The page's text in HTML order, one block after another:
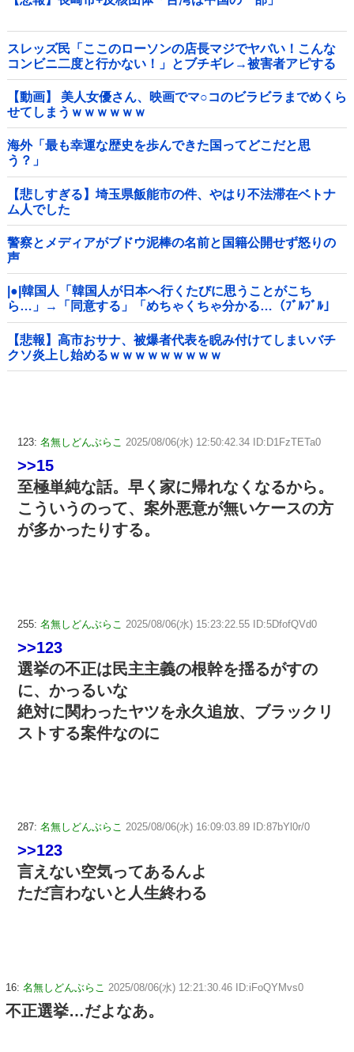
スレッズ民「ここのローソンの店長マジでヤバい！こんな
コンビニ二度と行かない！」とブチギレ→被害者アピする
も「ヤバイのはお前だよ」とツッコミ殺到ｗｗｗｗｗｗｗ
他
【動画】 美人女優さん、映画でマ○コのビラビラまでめくら
せてしまうｗｗｗｗｗｗ
海外「最も幸運な歴史を歩んできた国ってどこだと思
う？」
【悲しすぎる】埼玉県飯能市の件、やはり不法滞在ベトナ
ム人でした
警察とメディアがブドウ泥棒の名前と国籍公開せず怒りの
声
|●|韓国人「韓国人が日本へ行くたびに思うことがこち
ら…」→「同意する」「めちゃくちゃ分かる…（ﾌﾞﾙﾌﾞﾙ」
＝韓国の反応
【悲報】高市おサナ、被爆者代表を睨み付けてしまいバチ
クソ炎上し始めるｗｗｗｗｗｗｗｗｗ
123: 名無しどんぶらこ 2025/08/06(水) 12:50:42.34 ID:D1FzTETa0
>>15
至極単純な話。早く家に帰れなくなるから。
こういうのって、案外悪意が無いケースの方
が多かったりする。
255: 名無しどんぶらこ 2025/08/06(水) 15:23:22.55 ID:5DfofQVd0
>>123
選挙の不正は民主主義の根幹を揺るがすの
に、かっるいな
絶対に関わったヤツを永久追放、ブラックリ
ストする案件なのに
287: 名無しどんぶらこ 2025/08/06(水) 16:09:03.89 ID:87bYl0r/0
>>123
言えない空気ってあるんよ
ただ言わないと人生終わる
16: 名無しどんぶらこ 2025/08/06(水) 12:21:30.46 ID:iFoQYMvs0
不正選挙…だよなあ。